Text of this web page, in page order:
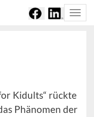
Kidults“ rückte
Phänomen der